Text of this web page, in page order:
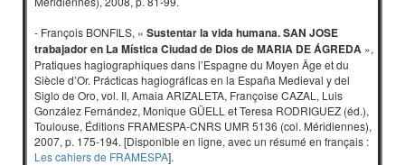
- François BONFILS, « Sustentar la vida humana. SAN JOSE
trabajador en La Mística Ciudad de Dios de MARIA DE ÁGREDA »,
Pratiques hagiographiques dans l’Espagne du Moyen Âge et du
Siècle d’Or. Prácticas hagiográficas en la España Medieval y del
Siglo de Oro, vol. II, Amaia ARIZALETA, Françoise CAZAL, Luis
González Fernández, Monique GÜELL et Teresa RODRIGUEZ (éd.),
Toulouse, Éditions FRAMESPA-CNRS UMR 5136 (col. Méridiennes),
2007, p. 175-194. [Disponible en ligne, avec un résumé en français :
Les cahiers de FRAMESPA].